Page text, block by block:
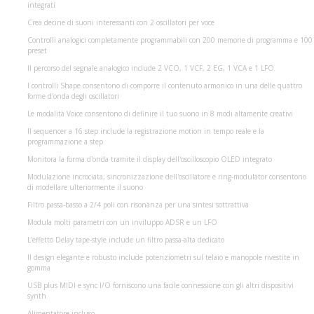
integrati
Crea decine di suoni interessanti con 2 oscillatori per voce
Controlli analogici completamente programmabili con 200 memorie di programma e 100
preset
Il percorso del segnale analogico include 2 VCO, 1 VCF, 2 EG, 1 VCA e 1 LFO
I controlli Shape consentono di comporre il contenuto armonico in una delle quattro
forme d'onda degli oscillatori
Le modalità Voice consentono di definire il tuo suono in 8 modi altamente creativi
Il sequencer a 16 step include la registrazione motion in tempo reale e la
programmazione a step
Monitora la forma d'onda tramite il display dell'oscilloscopio OLED integrato
Modulazione incrociata, sincronizzazione dell'oscillatore e ring-modulator consentono
di modellare ulteriormente il suono
Filtro passa-basso a 2/4 poli con risonanza per una sintesi sottrattiva
Modula molti parametri con un inviluppo ADSR e un LFO
L'effetto Delay tape-style include un filtro passa-alta dedicato
Il design elegante e robusto include potenziometri sul telaio e manopole rivestite in
gomma
USB plus MIDI e sync I/O forniscono una facile connessione con gli altri dispositivi
synth